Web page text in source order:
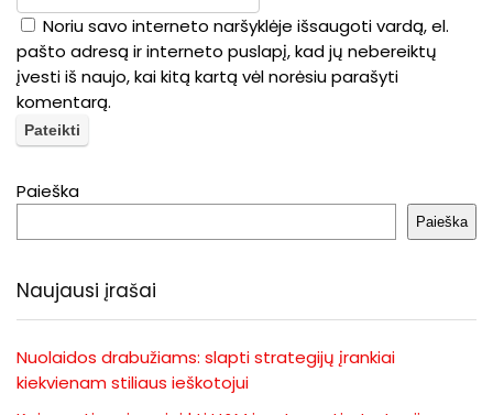
Noriu savo interneto naršyklėje išsaugoti vardą, el.
pašto adresą ir interneto puslapį, kad jų nebereiktų
įvesti iš naujo, kai kitą kartą vėl norėsiu parašyti
komentarą.
Paieška
Paieška
Naujausi įrašai
Nuolaidos drabužiams: slapti strategijų įrankiai
kiekvienam stiliaus ieškotojui